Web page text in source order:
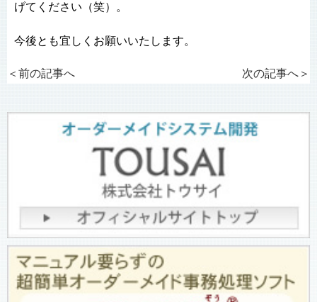
げてください（笑）。
今後とも宜しくお願いいたします。
＜前の記事へ 次の記事へ ＞